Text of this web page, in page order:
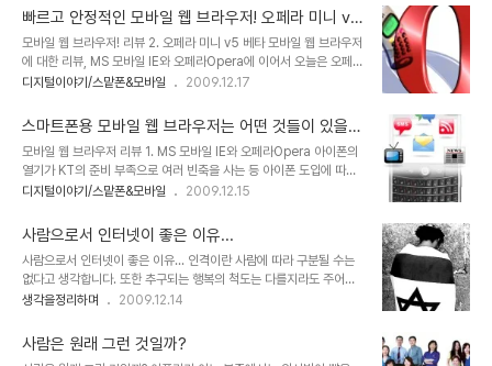
미리 터춰 버린... 그러한 왜..
몇개의 포스팅을 얼마 전 하기도 했습니다. 그런데, 어제 낮에 트랙백
하나를 받았습니다. Hupod(휴팟)이라는 새로운 서비스를 알리고자
이벤트가 진행되고 있다는 내용으로.. 트랙백을 따라 가보니... 아주 간
결하게 이미지 카툰을 통해 서비스가 어떤 것이다라는 것을 쉽게 풀어
놓고 있었습니다. 우선 팍팍 내용이 완벽하게 머리 속에 정리가 되진
다. ▲ Hupod(휴..
빠르고 안정적인 모바일 웹 브라우저! 오페라 미니 v5
베타!!
모바일 웹 브라우저! 리뷰 2. 오페라 미니 v5 베타 모바일 웹 브라우저
에 대한 리뷰, MS 모바일 IE와 오페라Opera에 이어서 오늘은 오페
라 미니와 도로시Dorothy 모바일 웹 브라우저를 사용했던 경험과 느
다는 글이 많이 간결해지지 않을까 생각하는데, 모르겠습니다. ^^ 오페
라 미니 Opera mini 현재까지 확인된 바로 옴니아2의 경우엔 웹서
핑 프로그램을 실행하면 로딩 중에 오페라 미니라는 로고가 확실하게
보입니다. 따라서 옴니아2에 설치되어 있는 웹서핑은 "오페라 미
니"구나라는 것을 알 수 있습니다. 하지만, 지난번 리뷰의 나니님 댓글
렛폼에서 프로그램을 만..
디지털이야기/스맡폰&모바일 2009.12.17
스마트폰용 모바일 웹 브라우저는 어떤 것들이 있을
까?
모바일 웹 브라우저 리뷰 1. MS 모바일 IE와 오페라Opera 아이폰의
열기가 KT의 준비 부족으로 여러 빈축을 사는 등 아이폰 도입에 따른
관심 만큼 그 불협화음도 적지 않았던 것 같습니다. 하지만, 아이폰에
을 줄 모르는 듯 합니다. 그리고 이제 그 열기는 여타의 나라들에서 그
랬듯이 서서히 우리나라도 스마트폰의 대중화라는 방향으로 이어지고
있어 보입니다. ▲ 과거 데스크탑 PC에서 하던 모든 일을 이제는 모
바일로 한다! 그렇습니다. 이제 스마트폰이 중심이 되는 모바일 시대가
시작되고 있는 겁니다. 그렇다면, 모바일 시대의 핵심적 도구가 될 스
로 예상되는 것으로 가장 첫..
디지털이야기/스맡폰&모바일 2009.12.15
사람으로서 인터넷이 좋은 이유...
사람으로서 인터넷이 좋은 이유... 인격이란 사람에 따라 구분될 수는
없다고 생각합니다. 또한 추구되는 행복의 척도는 다를지라도 주어지
는 그 가치가 차별적이어서도 안된다고 봅니다. 설형 무언가 부족하고
로도 정당화될 수 없습니다. ▲ 역사의 순환... 아이러니라고 해야 할
까요? 나찌는 유태를 유태는 아랍을... 그 이유는 사람이란 환경적 요
생각을정리하며 2009.12.14
사람은 원래 그런 것일까?